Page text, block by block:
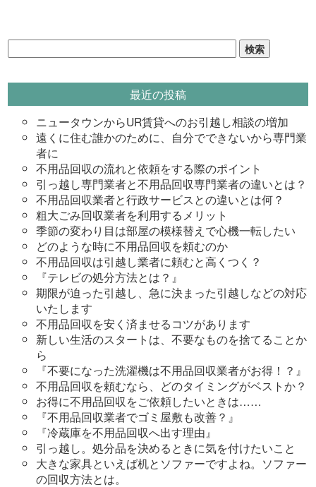
最近の投稿
ニュータウンからUR賃貸へのお引越し相談の増加
遠くに住む誰かのために、自分でできないから専門業
者に
不用品回収の流れと依頼をする際のポイント
引っ越し専門業者と不用品回収専門業者の違いとは？
不用品回収業者と行政サービスとの違いとは何？
粗大ごみ回収業者を利用するメリット
季節の変わり目は部屋の模様替えで心機一転したい
どのような時に不用品回収を頼むのか
不用品回収は引越し業者に頼むと高くつく？
『テレビの処分方法とは？』
期限が迫った引越し、急に決まった引越しなどの対応
いたします
不用品回収を安く済ませるコツがあります
新しい生活のスタートは、不要なものを捨てることか
ら
『不要になった洗濯機は不用品回収業者がお得！？』
不用品回収を頼むなら、どのタイミングがベストか？
お得に不用品回収をご依頼したいときは……
『不用品回収業者でゴミ屋敷も改善？』
『冷蔵庫を不用品回収へ出す理由』
引っ越し。処分品を決めるときに気を付けたいこと
大きな家具といえば机とソファーですよね。ソファー
の回収方法とは。